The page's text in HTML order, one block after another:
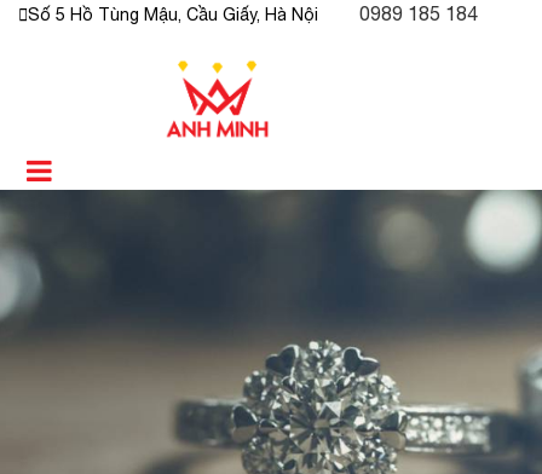
Số 5 Hồ Tùng Mậu, Cầu Giấy, Hà Nội 0989 185 184